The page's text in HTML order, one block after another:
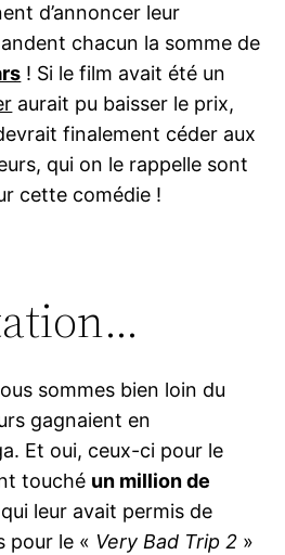
d’annoncer leur
chacun la somme de
! Si le film avait été un
aurait pu baisser le prix,
finalement céder aux
qui on le rappelle sont
cette comédie !
sommes bien loin du
gagnaient en
Et oui, ceux-ci pour le
touché un million de
leur avait permis de
pour le « Very Bad Trip 2 »